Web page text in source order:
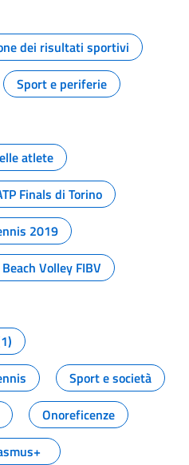
dei risultati sportivi
Sport e periferie
atlete
Finals di Torino
2019
Volley FIBV
Sport e società
Onoreficenze